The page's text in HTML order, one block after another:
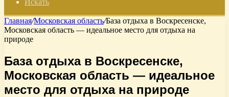
Искать
Главная/Московская область/База отдыха в Воскресенске,
Московская область — идеальное место для отдыха на
природе
База отдыха в Воскресенске,
Московская область — идеальное
место для отдыха на природе